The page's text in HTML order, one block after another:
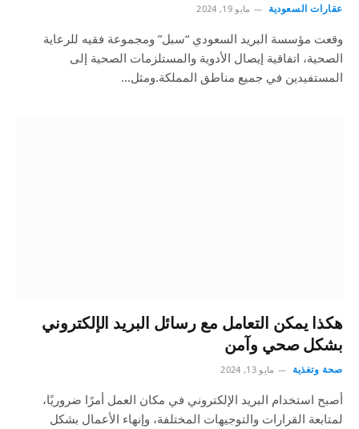
عقارات السعودية مايو 19, 2024
وقعت مؤسسة البريد السعودي “سبل” ومجموعة فقيه للرعاية
الصحية، اتفاقية إيصال الأدوية والمستلزمات الصحية إلى
المستفيدين في جميع مناطق المملكة.ومثل…
هكذا يمكن التعامل مع رسائل البريد الإلكتروني
بشكل صحي وآمن
صحة وتغذية مايو 13, 2024
أصبح استخدام البريد الإلكتروني في مكان العمل أمرًا ضروريًا،
لمتابعة القرارات والتوجيهات المختلفة، وإنهاء الأعمال بشكل